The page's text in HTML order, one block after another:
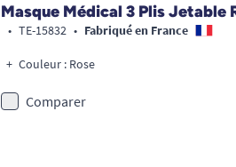
Masque Médical 3 Plis Jetable
• TE-15832 • Fabriqué en France
Couleur : Rose
Comparer